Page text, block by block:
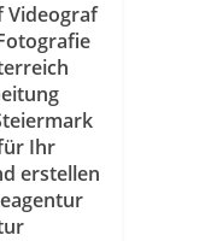
Videograf
Ihr
erstellen